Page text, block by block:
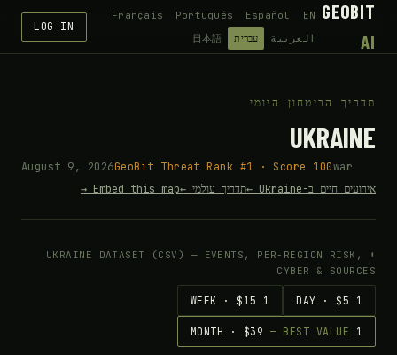
GEOBIT
AI
EN
Español
Português
Français
العربية
עברית 日本語
LOG IN
תדריך הביטחון היומי
UKRAINE
August 9, 2026GeoBit Threat Rank #1 · Score 100war
אירועים חיים ב-Ukraine ←
תדריך עולמי ←Embed this map →
⬇ UKRAINE DATASET (CSV) — EVENTS, PER-REGION RISK,
CYBER & SOURCES
1 DAY · $5
1 WEEK · $15
1 MONTH · $39
— BEST VALUE